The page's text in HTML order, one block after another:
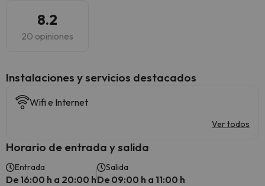
8.2
20 opiniones
Instalaciones y servicios destacados
Wifi e Internet
Ver todos
Horario de entrada y salida
Entrada
De 16:00 h a 20:00 h
Salida
De 09:00 h a 11:00 h